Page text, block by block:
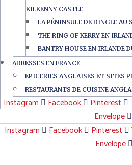
KILKENNY CASTLE
LA PÉNINSULE DE DINGLE AU
THE RING OF KERRY EN
BANTRY HOUSE EN IRLANDE
ADRESSES EN FRANCE
EPICERIES ANGLAISES ET SITES
RESTAURANTS DE CUISINE
Instagram Facebook Pinterest
Envelope
Instagram
Facebook Pinterest
Envelope